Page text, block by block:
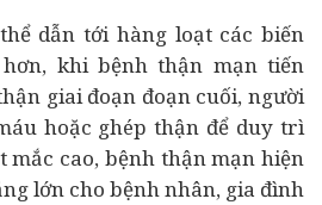
dẫn tới hàng loạt các biến
khi bệnh thận mạn tiến
giai đoạn đoạn cuối, người
hoặc ghép thận để duy trì
mắc cao, bệnh thận mạn hiện
lớn cho bệnh nhân, gia đình